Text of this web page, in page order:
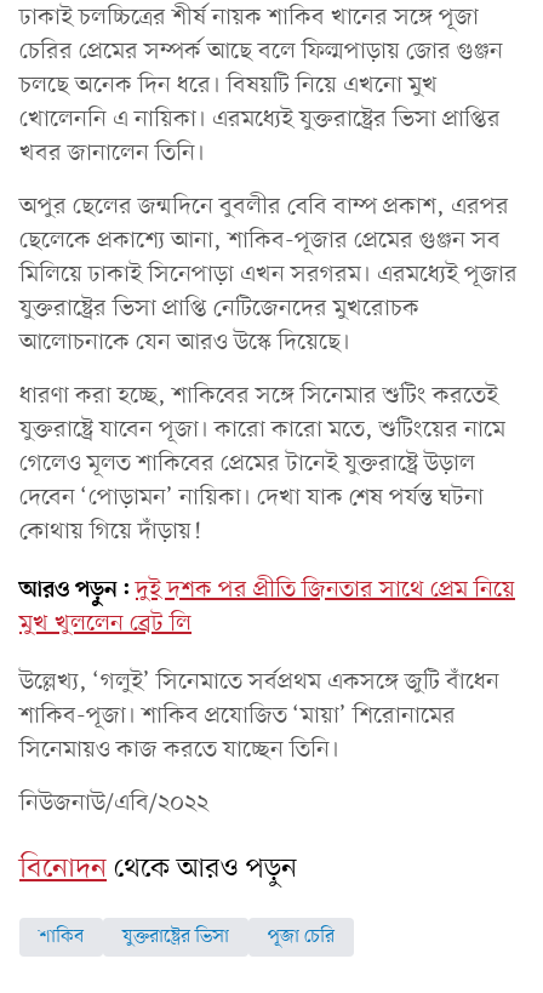
ঢাকাই চলচ্চিত্রের শীর্ষ নায়ক শাকিব খানের সঙ্গে পূজা
চেরির প্রেমের সম্পর্ক আছে বলে ফিল্মপাড়ায় জোর গুঞ্জন
চলছে অনেক দিন ধরে। বিষয়টি নিয়ে এখনো মুখ
খোলেননি এ নায়িকা। এরমধ্যেই যুক্তরাষ্ট্রের ভিসা প্রাপ্তির
খবর জানালেন তিনি।
অপুর ছেলের জন্মদিনে বুবলীর বেবি বাম্প প্রকাশ, এরপর
ছেলেকে প্রকাশ্যে আনা, শাকিব-পূজার প্রেমের গুঞ্জন সব
মিলিয়ে ঢাকাই সিনেপাড়া এখন সরগরম। এরমধ্যেই পূজার
যুক্তরাষ্ট্রের ভিসা প্রাপ্তি নেটিজেনদের মুখরোচক
আলোচনাকে যেন আরও উস্কে দিয়েছে।
ধারণা করা হচ্ছে, শাকিবের সঙ্গে সিনেমার শুটিং করতেই
যুক্তরাষ্ট্রে যাবেন পূজা। কারো কারো মতে, শুটিংয়ের নামে
গেলেও মূলত শাকিবের প্রেমের টানেই যুক্তরাষ্ট্রে উড়াল
দেবেন ‘পোড়ামন’ নায়িকা। দেখা যাক শেষ পর্যন্ত ঘটনা
কোথায় গিয়ে দাঁড়ায়!
আরও পড়ুন: দুই দশক পর প্রীতি জিনতার সাথে প্রেম নিয়ে
মুখ খুললেন ব্রেট লি
উল্লেখ্য, ‘গলুই’ সিনেমাতে সর্বপ্রথম একসঙ্গে জুটি বাঁধেন
শাকিব-পূজা। শাকিব প্রযোজিত ‘মায়া’ শিরোনামের
সিনেমায়ও কাজ করতে যাচ্ছেন তিনি।
নিউজনাউ/এবি/২০২২
বিনোদনথেকে আরও পড়ুন
শাকিব যুক্তরাষ্ট্রের ভিসা পূজা চেরি